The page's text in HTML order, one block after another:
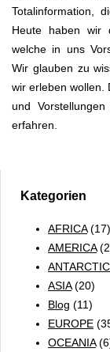
Totalinformation,
Heute haben wir
welche in uns
Wir glauben zu
wir erleben wollen.
und
erfahren.
Kategorien
AFRICA(17)
AMERICA
ASIA(20)
Blog (11)
EUROPE
OCEANIA